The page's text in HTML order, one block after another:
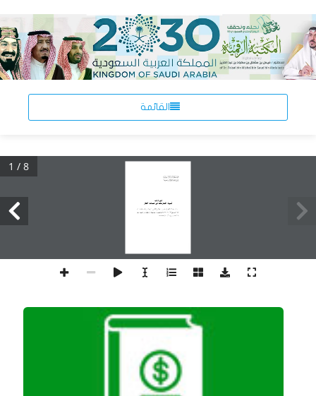
القائمة
«¡«dł≈
“UG« WŽUM w  UŽ“UM*« W¹uð
r— ÊœUF*«Ë ‰Ëd²³« ÊËRA vKŽ_« fK:« —«dIÐ  «¡«dłù« Ác¼   —b
r— œb?F« w Èd?I« Â√ ...b?¹d−Ð  d?A½Ë ‡¼±¥≤μØ±±Ø ≥ a?¹—UðË ©¥π®
∞ ‡¼±¥≤μØ±±Ø≤∂ a¹—UðË ©¥∞≤∂®
1 / 8